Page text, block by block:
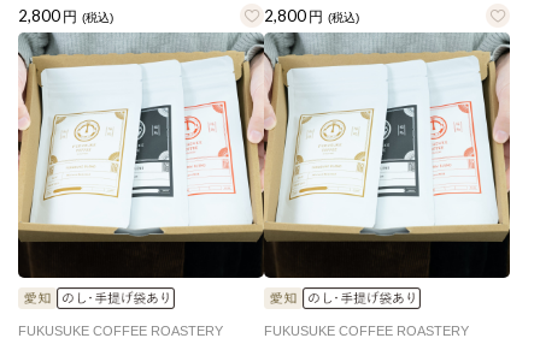
2,800 円 (税込) 2,800 円 (税込)
FUKUSUKE COFFEE ROASTERY FUKUSUKE COFFEE ROASTERY